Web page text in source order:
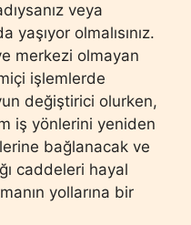
veya
yaşıyor olmalısınız.
merkezi olmayan
işlemlerde
değiştirici olurken,
iş yönlerini yeniden
bağlanacak ve
caddeleri hayal
yollarına bir